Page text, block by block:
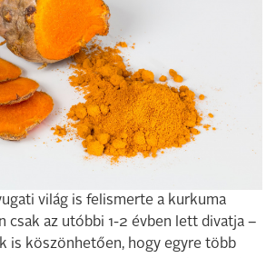
világ is felismerte a kurkuma
csak az utóbbi 1-2 évben lett divatja –
is köszönhetően, hogy egyre több